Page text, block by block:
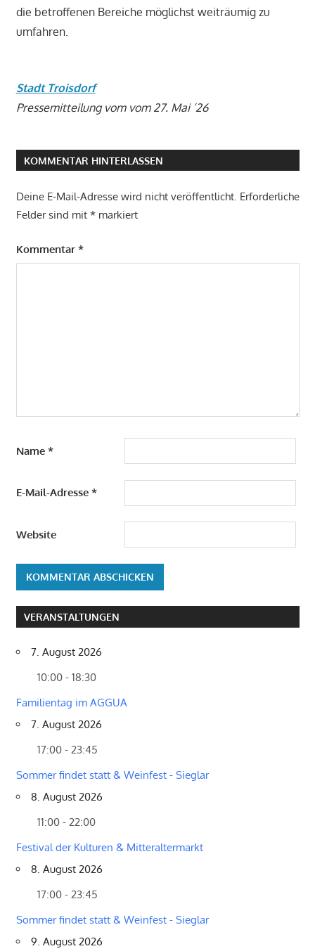
die betroffenen Bereiche möglichst weiträumig zu
umfahren.
Stadt Troisdorf
Pressemitteilung vom vom 27. Mai ’26
KOMMENTAR HINTERLASSEN
Deine E-Mail-Adresse wird nicht veröffentlicht. Erforderliche
Felder sind mit *markiert
Kommentar *
Name *
E-Mail-Adresse *
Website
VERANSTALTUNGEN
7. August 2026
10:00 - 18:30
Familientag im AGGUA
7. August 2026
17:00 - 23:45
Sommer findet statt & Weinfest - Sieglar
8. August 2026
11:00 - 22:00
Festival der Kulturen & Mitteraltermarkt
8. August 2026
17:00 - 23:45
Sommer findet statt & Weinfest - Sieglar
9. August 2026